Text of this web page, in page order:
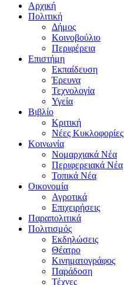
Αρχική
Πολιτική
Δήμος
Κοινοβούλιο
Περιφέρεια
Επιστήμη
Εκπαίδευση
Έρευνα
Τεχνολογία
Υγεία
Βιβλίο
Κριτική
Νέες Κυκλοφορίες
Κοινωνία
Νομαρχιακά Νέα
Περιφερειακά Νέα
Τοπικά Νέα
Οικονομία
Αγροτικά
Επιχειρήσεις
Παραπολιτικά
Πολιτισμός
Εκδηλώσεις
Θέατρο
Κινηματογράφος
Παράδοση
Τέχνες